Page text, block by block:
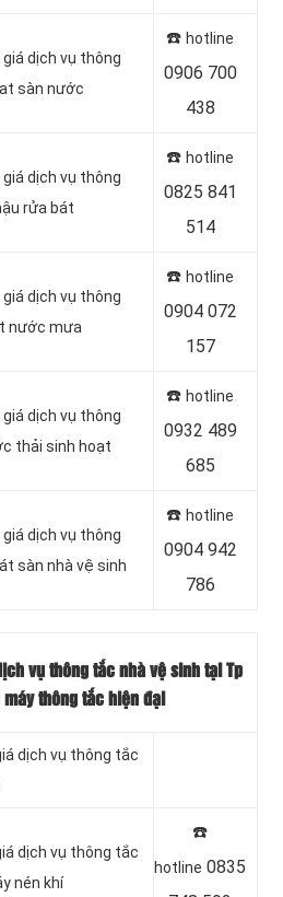
dịch vụ thông
sàn nước
☎️ hotline
0906 700
438
dịch vụ thông
rửa bát
☎️ hotline
0825 841
514
dịch vụ thông
nước mưa
☎️ hotline
0904 072
157
dịch vụ thông
thải sinh hoạt
☎️ hotline
0932 489
685
dịch vụ thông
sàn nhà vệ sinh
☎️ hotline
0904 942
786
vụ thông tắc nhà vệ sinh tại Tp
thông tắc hiện đại
dịch vụ thông tắc
dịch vụ thông tắc
nén khí
☎️
hotline 0835